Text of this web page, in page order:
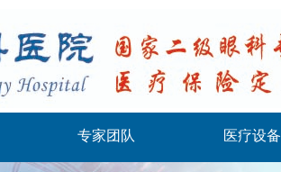
专家团队 医疗设备